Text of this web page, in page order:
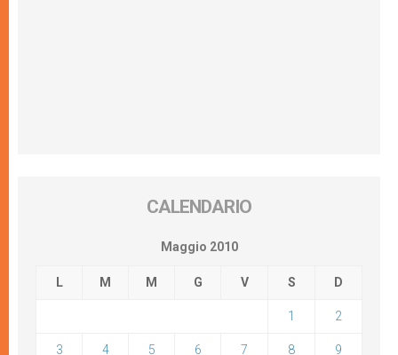
CALENDARIO
Maggio 2010
L M M G V S D
1 2
3 4 5 6 7 8 9